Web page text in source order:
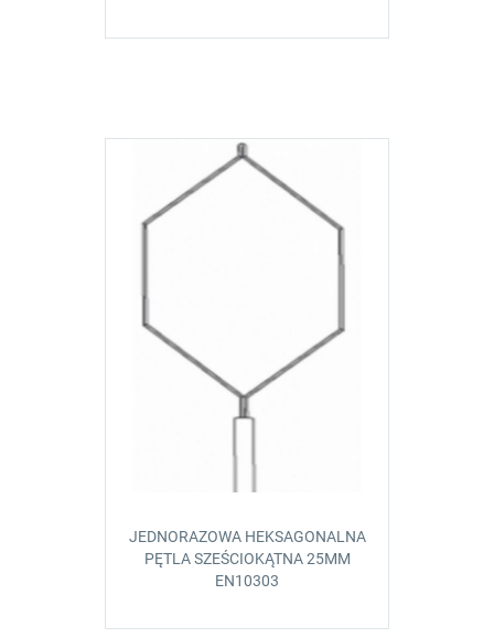
JEDNORAZOWA HEKSAGONALNA
PĘTLA SZEŚCIOKĄTNA 25MM
EN10303